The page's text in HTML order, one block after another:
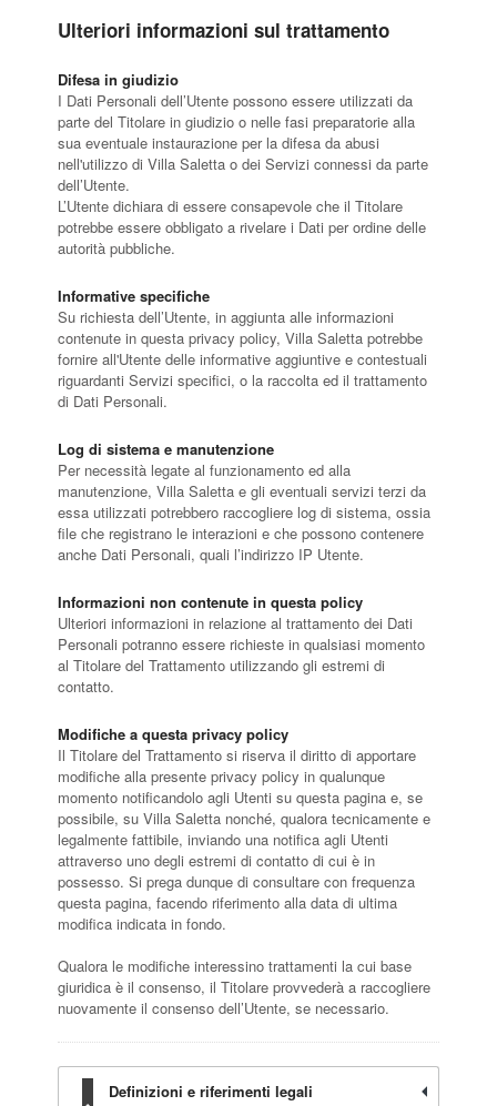
Ulteriori informazioni sul trattamento
Difesa in giudizio
I Dati Personali dell’Utente possono essere utilizzati da
parte del Titolare in giudizio o nelle fasi preparatorie alla
sua eventuale instaurazione per la difesa da abusi
nell'utilizzo di Villa Saletta o dei Servizi connessi da parte
dell’Utente.
L’Utente dichiara di essere consapevole che il Titolare
potrebbe essere obbligato a rivelare i Dati per ordine delle
autorità pubbliche.
Informative specifiche
Su richiesta dell’Utente, in aggiunta alle informazioni
contenute in questa privacy policy, Villa Saletta potrebbe
fornire all'Utente delle informative aggiuntive e contestuali
riguardanti Servizi specifici, o la raccolta ed il trattamento
di Dati Personali.
Log di sistema e manutenzione
Per necessità legate al funzionamento ed alla
manutenzione, Villa Saletta e gli eventuali servizi terzi da
essa utilizzati potrebbero raccogliere log di sistema, ossia
file che registrano le interazioni e che possono contenere
anche Dati Personali, quali l’indirizzo IP Utente.
Informazioni non contenute in questa policy
Ulteriori informazioni in relazione al trattamento dei Dati
Personali potranno essere richieste in qualsiasi momento
al Titolare del Trattamento utilizzando gli estremi di
contatto.
Modifiche a questa privacy policy
Il Titolare del Trattamento si riserva il diritto di apportare
modifiche alla presente privacy policy in qualunque
momento notificandolo agli Utenti su questa pagina e, se
possibile, su Villa Saletta nonché, qualora tecnicamente e
legalmente fattibile, inviando una notifica agli Utenti
attraverso uno degli estremi di contatto di cui è in
possesso. Si prega dunque di consultare con frequenza
questa pagina, facendo riferimento alla data di ultima
modifica indicata in fondo.
Qualora le modifiche interessino trattamenti la cui base
giuridica è il consenso, il Titolare provvederà a raccogliere
nuovamente il consenso dell’Utente, se necessario.
Definizioni e riferimenti legali